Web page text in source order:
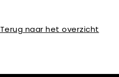
Terug naar het overzicht